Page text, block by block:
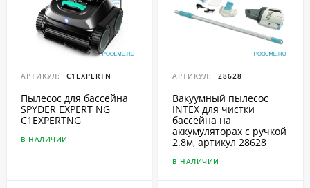
АРТИКУЛ: C1EXPERTN
Пылесос для бассейна
SPYDER EXPERT NG
C1EXPERTNG
В НАЛИЧИИ
АРТИКУЛ: 28628
Вакуумный пылесос
INTEX для чистки
бассейна на
аккумуляторах с ручкой
2.8м, артикул 28628
В НАЛИЧИИ